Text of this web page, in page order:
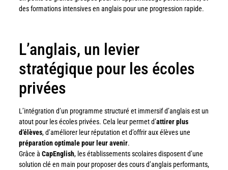
des formations intensives en anglais pour une progression rapide.
L’anglais, un levier
stratégique pour les écoles
privées
L’intégration d’un programme structuré et immersif d’anglais est un
atout pour les écoles privées. Cela leur permet d’attirer plus
d’élèves, d’améliorer leur réputation et d’offrir aux élèves une
préparation optimale pour leur avenir.
Grâce à CapEnglish, les établissements scolaires disposent d’une
solution clé en main pour proposer des cours d’anglais performants,